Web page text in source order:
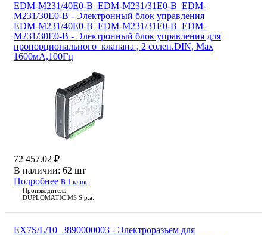
EDM-M231/40E0-B_EDM-M231/31E0-B_EDM-
M231/30E0-B - Электронный блок управления
EDM-M231/40E0-B_EDM-M231/31E0-B_EDM-
M231/30E0-B - Электронный блок управления для
пропорционального клапана , 2 солен.DIN, Max
1600мA,100Гц
72 457.02 ₽
В наличии: 62 шт
Подробнее В 1 клик
Производитель
DUPLOMATIC MS S.p.a.
EX7S/L/10_3890000003 - Электроразъем для